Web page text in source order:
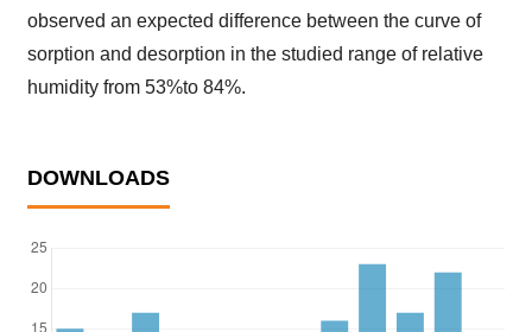
observed an expected difference between the curve of
sorption and desorption in the studied range of relative
humidity from 53%to 84%.
DOWNLOADS